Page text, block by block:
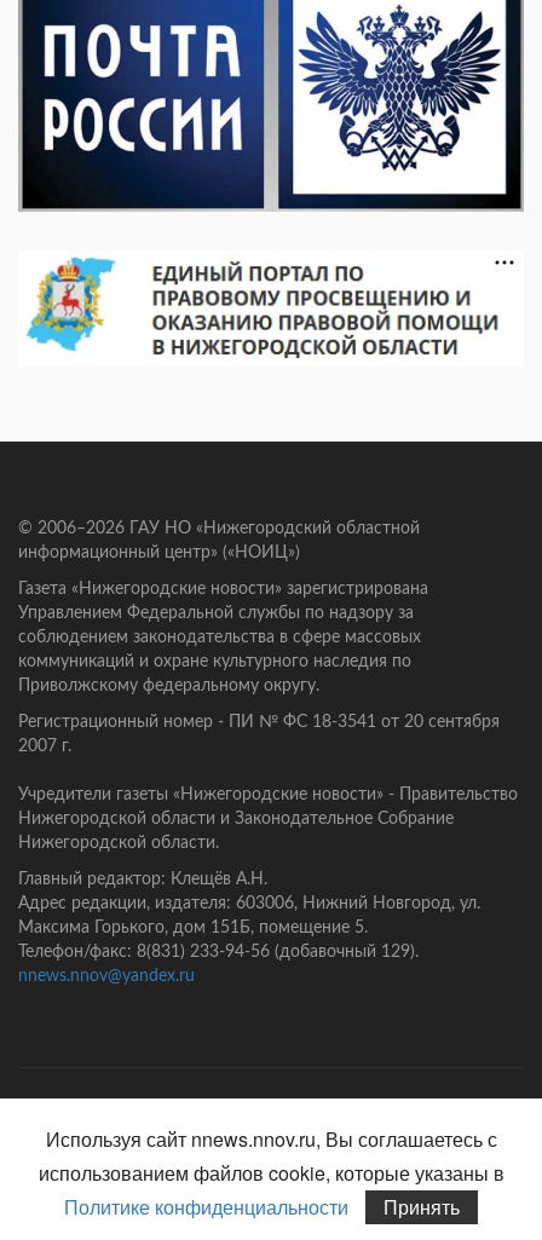
© 2006–2026 ГАУ НО «Нижегородский областной
информационный центр» («НОИЦ»)
Газета «Нижегородские новости» зарегистрирована
Управлением Федеральной службы по надзору за
соблюдением законодательства в сфере массовых
коммуникаций и охране культурного наследия по
Приволжскому федеральному округу.
Регистрационный номер - ПИ № ФС 18-3541 от 20 сентября
2007 г.
Учредители газеты «Нижегородские новости» - Правительство
Нижегородской области и Законодательное Собрание
Нижегородской области.
Главный редактор: Клещёв А.Н.
Адрес редакции, издателя: 603006, Нижний Новгород, ул.
Максима Горького, дом 151Б, помещение 5.
Телефон/факс: 8(831) 233-94-56 (добавочный 129).
nnews.nnov@yandex.ru
Используя сайт nnews.nnov.ru, Вы соглашаетесь с
использованием файлов cookie, которые указаны в
Политике конфиденциальности
Принять